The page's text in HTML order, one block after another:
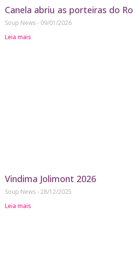
Canela abriu as porteiras do
Soup News
09/01/2026
Leia mais
Vindima Jolimont 2026
Soup News 28/12/2025
Leia mais